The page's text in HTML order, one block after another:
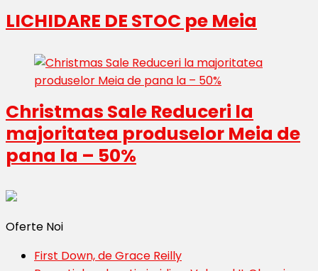
LICHIDARE DE STOC pe Meia
Christmas Sale Reduceri la
majoritatea produselor Meia de
pana la – 50%
Oferte Noi
First Down, de Grace Reilly